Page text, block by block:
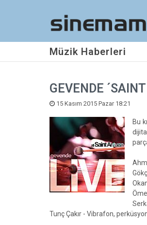
Müzik Haberleri
GEVENDE
15 Kasım 2015 Pazar 18:21
Bu
Tunç Çakır - Vibrafon,